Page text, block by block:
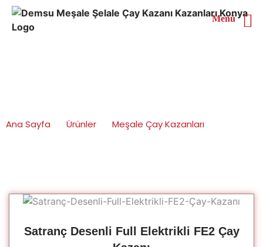
Ana Sayfa Ürünler
Meşale Çay Kazanları
Satranç Desenli Full Elektrikli FE2 Çay
Menü